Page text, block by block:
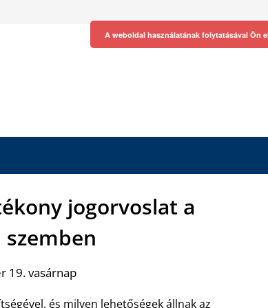
jogorvoslat a
19. vasárnap
és milyen lehetőségek állnak az
A weboldal használatának folytatásával Ön